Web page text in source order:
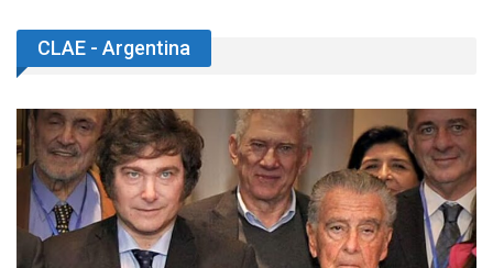
CLAE - Argentina